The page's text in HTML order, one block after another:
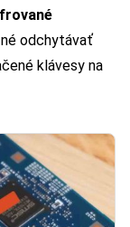
odchytávať
klávesy na